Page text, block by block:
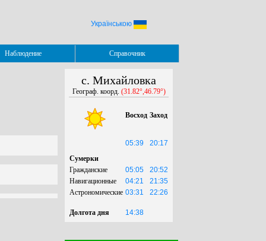
Українською
Наблюдение Справочник
с. Михайловка
Географ. коорд. (31.82°,46.79°)
Восход Заход
05:39
20:17
Сумерки
Гражданские
05:05
20:52
Навигационные
04:21
21:35
Астрономические 03:31 22:26
Долгота дня 14:38